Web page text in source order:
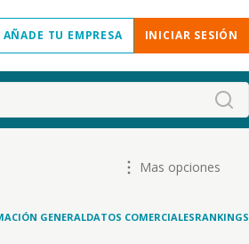
AÑADE TU EMPRESA INICIAR SESIÓN
Mas opciones
GENERALDATOS COMERCIALESRANKINGS